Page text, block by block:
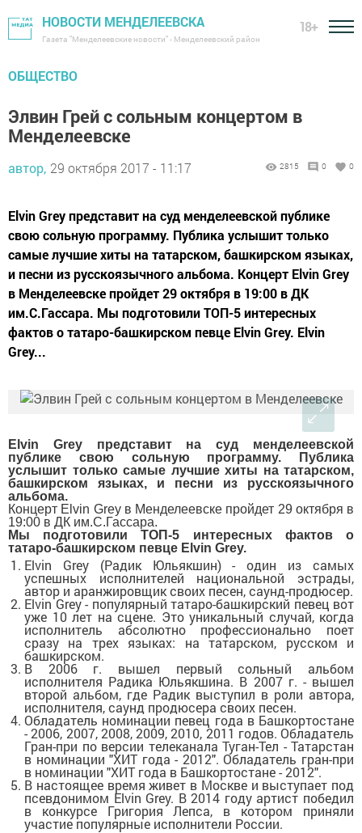
НОВОСТИ МЕНДЕЛЕЕВСКА
Газета "Менделеевские новости" - Менделеевский район
18+
ОБЩЕСТВО
Элвин Грей с сольным концертом в
Менделеевске
автор, 29 октября 2017 - 11:17 2815 0 0
Elvin Grey представит на суд менделеевской публике
свою сольную программу. Публика услышит только
самые лучшие хиты на татарском, башкирском языках,
и песни из русскоязычного альбома. Концерт Elvin Grey
в Менделеевске пройдет 29 октября в 19:00 в ДК
им.С.Гассара. Мы подготовили ТОП-5 интересных
фактов о татаро-башкирском певце Elvin Grey. Elvin
Grey...
Elvin Grey представит на суд менделеевской
публике свою сольную программу. Публика
услышит только самые лучшие хиты на татарском,
башкирском языках, и песни из русскоязычного
альбома.
Концерт Elvin Grey в Менделеевске пройдет 29 октября в
19:00 в ДК им.С.Гассара.
Мы подготовили ТОП-5 интересных фактов о
татаро-башкирском певце Elvin Grey.
Elvin Grey (Радик Юльякшин) - один из самых
успешных исполнителей национальной эстрады,
автор и аранжировщик своих песен, саунд-продюсер.
Elvin Grey - популярный татаро-башкирский певец вот
уже 10 лет на сцене. Это уникальный случай, когда
исполнитель абсолютно профессионально поет
сразу на трех языках: на татарском, русском и
башкирском.
В 2006 г. вышел первый сольный альбом
исполнителя Радика Юльякшина. В 2007 г. - вышел
второй альбом, где Радик выступил в роли автора,
исполнителя, саунд продюсера своих песен.
Обладатель номинации певец года в Башкортостане
- 2006, 2007, 2008, 2009, 2010, 2011 годов. Обладатель
Гран-при по версии телеканала Туган-Тел - Татарстан
в номинации "ХИТ года - 2012". Обладатель гран-при
в номинации "ХИТ года в Башкортостане - 2012".
В настоящее время живет в Москве и выступает под
псевдонимом Elvin Grey. В 2014 году артист победил
в конкурсе Григория Лепса, в котором приняли
участие популярные исполнители России.